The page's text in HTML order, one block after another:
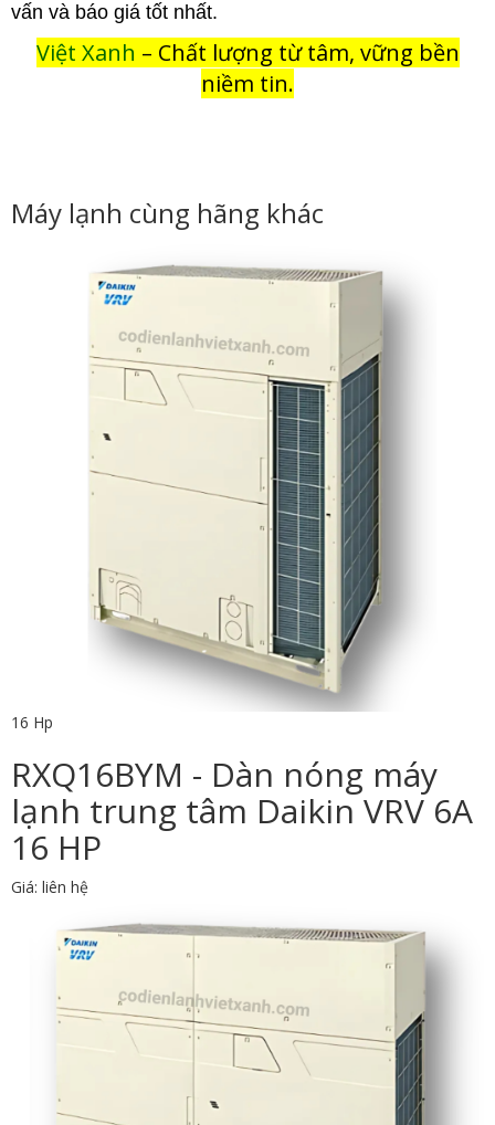
vấn và báo giá tốt nhất.
Việt Xanh – Chất lượng từ tâm, vững bền
niềm tin.
Máy lạnh cùng hãng khác
16 Hp
RXQ16BYM - Dàn nóng máy
lạnh trung tâm Daikin VRV 6A
16 HP
Giá: liên hệ